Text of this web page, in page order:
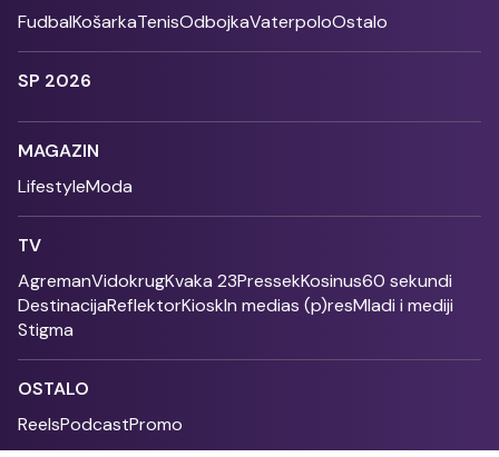
FudbalKošarkaTenisOdbojkaVaterpoloOstalo
SP 2026
MAGAZIN
LifestyleModa
TV
AgremanVidokrugKvaka 23PressekKosinus60 sekundi
DestinacijaReflektorKioskIn medias (p)resMladi i mediji
Stigma
OSTALO
ReelsPodcastPromo